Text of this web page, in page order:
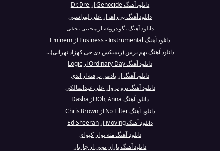
دانلود آهنگ Genocide از Dr. Dre
دانلود آهنگ بی‌راهه از علی لهراسبی
دانلود آهنگ بگو دروغه از مجتبی نجفی
دانلود آهنگ Business - Instrumental از Eminem
دانلود آهنگ بهم برس (ریمیکس دی جی کهزاد تهرانی)...
دانلود آهنگ Ordinary Day از Logic
دانلود آهنگ از یاد من نرفته از اندی
دانلود آهنگ نرو نرو از علی عبدالمالکی
دانلود آهنگ Oh, Anna! از Dasha
دانلود آهنگ No Filter از Chris Brown
دانلود آهنگ Moving از Ed Sheeran
دانلود آهنگ مثه تو از کیو ای
دانلود آهنگ باران تویی از چارتار